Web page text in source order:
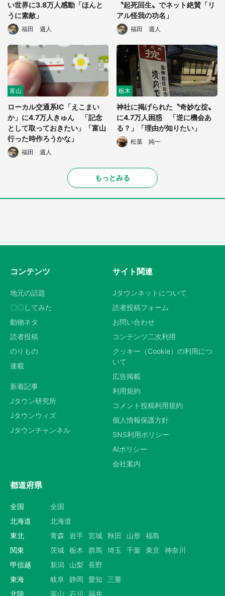
い世界に3.8万人感動「ほんと
うに素敵」
福田 週人
〝起死回生〟でネット絶賛「リ
アル怪我の功名」
福田 週人
富山
ローカル交通系IC「えこまい
か」に4.7万人きゅん 「記念
として取っておきたい」「富山
行った時作ろうかな」
福田 週人
栃木
神社に掲げられた〝奇妙な掟〟
に4.7万人困惑 「逆に機会あ
る？」「理由が知りたい」
松葉 純一
もっとみる
コンテンツ
地元の話題
〇〇してみた
動物ネタ
読者投稿
のりもの
連載
新着記事
Jタウン研究所
Jタウンウィズ
Jタウンチャンネル
サイト関連
Jタウンネットについて
読者投稿フォーム
お問い合わせ
コンテンツ二次利用
クッキー（Cookie）の利用につ
いて
広告掲載
利用規約
コメント投稿利用規約
個人情報保護方針
SNS利用ポリシー
AIポリシー
会社案内
都道府県
全国
全国
北海道
北海道
東北
青森 岩手 宮城 秋田 山形 福島
関東
茨城 栃木 群馬 埼玉 千葉 東京 神奈川
甲信越
新潟 山梨
長野
東海
岐阜 静岡 愛知
三重
北陸
富山 石川 福井